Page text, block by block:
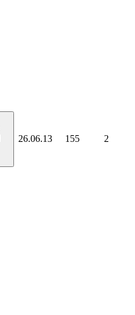
26.06.13 155 2